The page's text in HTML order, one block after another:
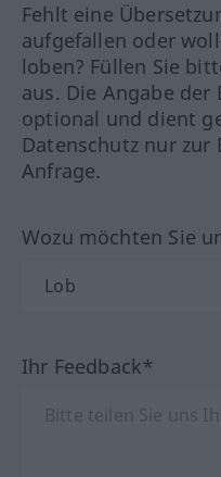
Fehlt eine
aufgefallen oder
loben? Füllen Sie
aus. Die Angabe der
optional und dient
Datenschutz nur
Anfrage.
Wozu möchten Sie
Ihr Feedback*